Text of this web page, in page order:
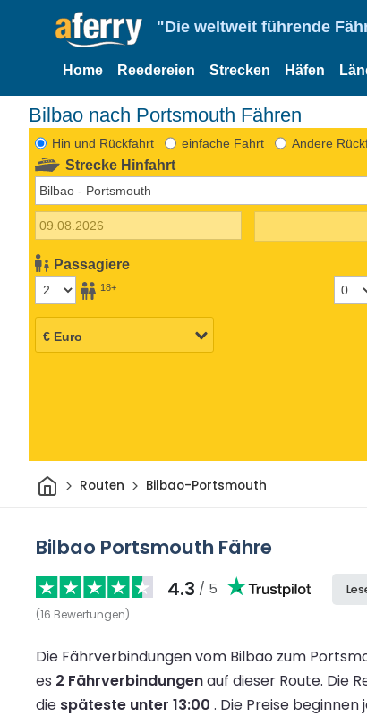
"Die weltweit führende
Home Reedereien Strecken Häfen
Bilbao nach Portsmouth Fähren
Hin und Rückfahrt einfache Fahrt Andere
Strecke Hinfahrt
Passagiere
18+
HeimRouten Bilbao-Portsmouth
Bilbao Portsmouth Fähre
4.3 / 5
(16 Bewertungen)
Die Fährverbindungen vom Bilbao zum
es 2 Fährverbindungenauf dieser Route. Die
die späteste unter 13:00 . Die Preise